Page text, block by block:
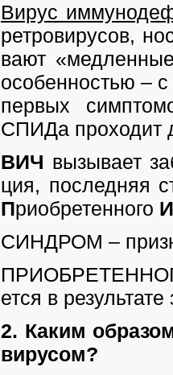
Ви­рус
ре­тро­ви­ру­сов,
ва­ют
осо­бен­но­стью –
пер­вых
СПИДа про­хо­дит
ВИЧ вы­зы­ва­ет
ция, по­след­няя
При­об­ре­тен­но­го И
СИНДРОМ –
ет­ся в
2. Ка­ким
ви­ру­сом?